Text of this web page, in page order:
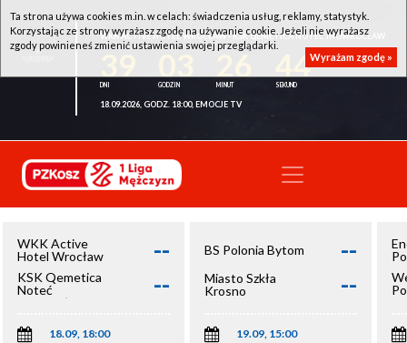
WKK ACTIVE HOTEL WROCŁAW - KSK QEMETICA NOTEĆ INOWROCŁAW
44
18.09.2026, GODZ. 18:00, EMOCJE TV
WKK Active
Hotel Wrocław
--
KSK Qemetica
Noteć
Inowrocław
--
18.09, 18:00
BS Polonia Bytom --
Miasto Szkła
Krosno
--
19.09, 15:00
Ta strona używa cookies m.in. w celach: świadczenia usług, reklamy, statystyk.
Korzystając ze strony wyrażasz zgodę na używanie cookie. Jeżeli nie wyrażasz
zgody powinieneś zmienić ustawienia swojej przeglądarki.
Wyrażam zgodę »